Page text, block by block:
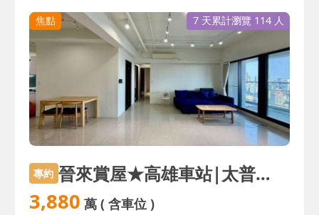
焦點 7 天累計瀏覽 114 人
專約 晉來賞屋★高雄車站|太普明日匯|景觀3房雙平車
3,880 萬( 含車位 )